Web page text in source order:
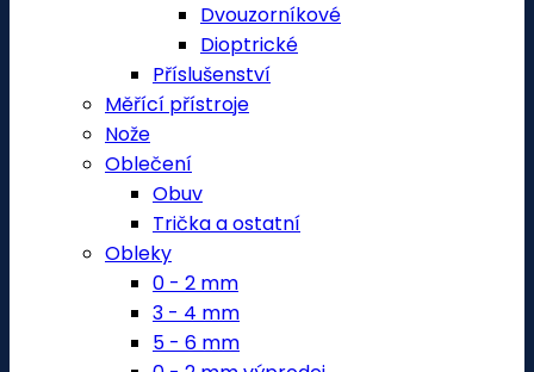
Dvouzorníkové
Dioptrické
Příslušenství
Měřící přístroje
Nože
Oblečení
Obuv
Trička a ostatní
Obleky
0 - 2 mm
3 - 4 mm
5 - 6 mm